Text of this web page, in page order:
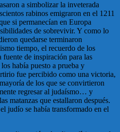
a simbolizar la inveterada
rabinos emigraron en el 1211
si permanecían en Europa
de sobrevivir. Y como lo
quedarse terminaron
tiempo, el recuerdo de los
de inspiración para las
había puesto a prueba y
fue percibido como una victoria,
de los que se convirtieron
regresar al judaísmo… y
matanzas que estallaron después.
judío se había transformado en el